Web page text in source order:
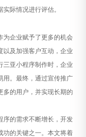
际情况进行评估。
为企业赋予了更多的机会
以及加强客户互动，企业
三亚小程序制作时，企业
用。最终，通过宣传推广
多的用户，并实现长期的
序的需求不断增长，开发
功的关键之一。本文将着